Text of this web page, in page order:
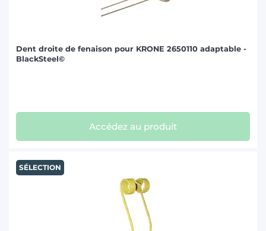
Dent droite de fenaison pour KRONE 2650110 adaptable -
BlackSteel©
Accédez au produit
SÉLECTION